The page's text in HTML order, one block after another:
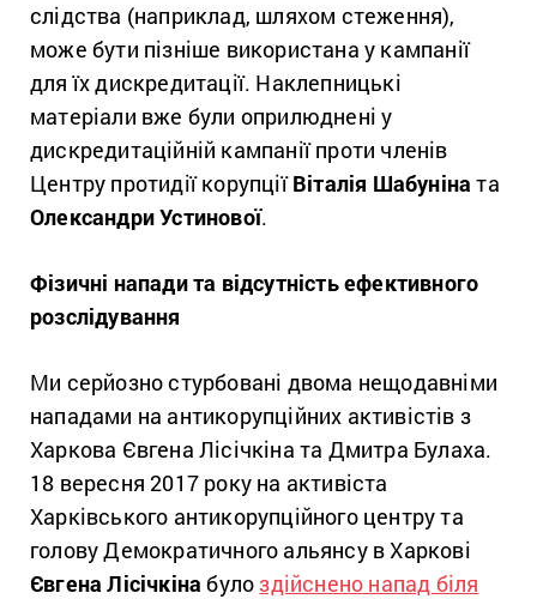
слідства (наприклад, шляхом стеження),
може бути пізніше використана у кампанії
для їх дискредитації. Наклепницькі
матеріали вже були оприлюднені у
дискредитаційній кампанії проти членів
Центру протидії корупціїВіталія Шабуніна та
Олександри Устинової.
Фізичні нападита відсутність ефективного
розслідування
Ми серйозно стурбовані двома нещодавніми
нападами на антикорупційних активістів з
Харкова Євгена Лісічкіна та Дмитра Булаха.
18 вересня 2017 року на активіста
Харківського антикорупційного центру та
голову Демократичного альянсу в Харкові
Євгена Лісічкіна булоздійснено напад біля